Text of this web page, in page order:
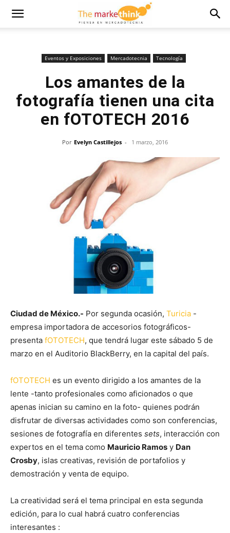
Eventos y Exposiciones Mercadotecnia Tecnología
Los amantes de la
fotografía tienen una cita
en fOTOTECH 2016
Por Evelyn Castillejos - 1 marzo, 2016
Ciudad de México.- Por segunda ocasión, Turicia -
empresa importadora de accesorios fotográficos-
presenta fOTOTECH, que tendrá lugar este sábado 5 de
marzo en el Auditorio BlackBerry, en la capital del país.
fOTOTECH es un evento dirigido a los amantes de la
lente -tanto profesionales como aficionados o que
apenas inician su camino en la foto- quienes podrán
disfrutar de diversas actividades como son conferencias,
sesiones de fotografía en diferentes sets, interacción con
expertos en el tema como Mauricio Ramos y Dan
Crosby, islas creativas, revisión de portafolios y
demostración y venta de equipo.
La creatividad será el tema principal en esta segunda
edición, para lo cual habrá cuatro conferencias
interesantes :